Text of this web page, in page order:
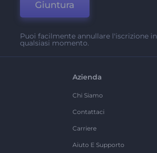
Giuntura
Puoi facilmente annullare l'iscrizione in
qualsiasi momento.
Azienda
Chi Siamo
Contattaci
Carriere
Aiuto E Supporto